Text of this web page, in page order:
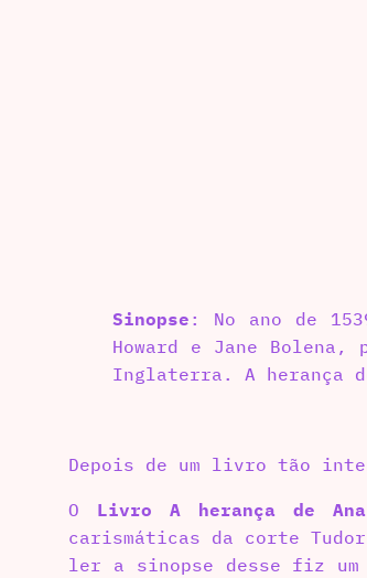
Sinopse : No ano de
Howard e Jane
Inglaterra. A herança
Depois de um livro tão
O Livro A herança de
carismáticas da corte
ler a sinopse desse fiz